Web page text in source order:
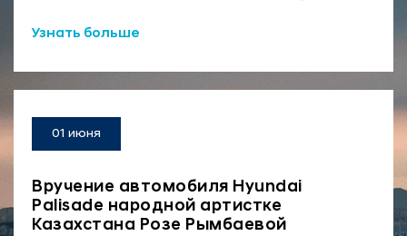
Узнать больше
01 июня
Вручение автомобиля Hyundai
Palisade народной артистке
Казахстана Розе Рымбаевой